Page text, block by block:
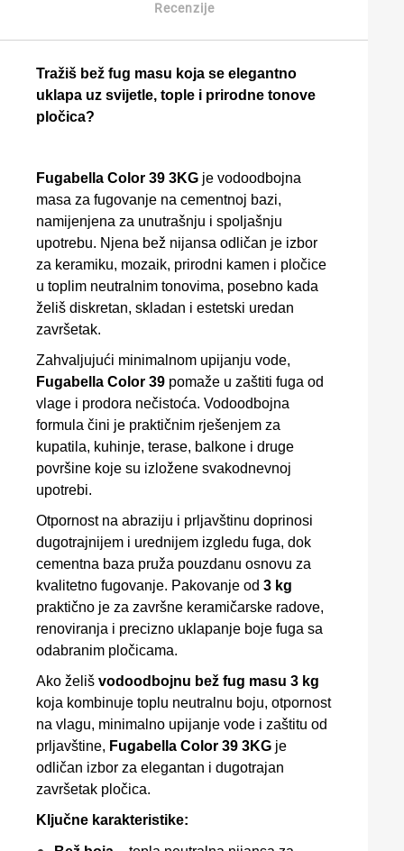
Recenzije
Tražiš bež fug masu koja se elegantno
uklapa uz svijetle, tople i prirodne tonove
pločica?
Fugabella Color 39 3KG je vodoodbojna
masa za fugovanje na cementnoj bazi,
namijenjena za unutrašnju i spoljašnju
upotrebu. Njena bež nijansa odličan je izbor
za keramiku, mozaik, prirodni kamen i pločice
u toplim neutralnim tonovima, posebno kada
želiš diskretan, skladan i estetski uredan
završetak.
Zahvaljujući minimalnom upijanju vode,
Fugabella Color 39 pomaže u zaštiti fuga od
vlage i prodora nečistoća. Vodoodbojna
formula čini je praktičnim rješenjem za
kupatila, kuhinje, terase, balkone i druge
površine koje su izložene svakodnevnoj
upotrebi.
Otpornost na abraziju i prljavštinu doprinosi
dugotrajnijem i urednijem izgledu fuga, dok
cementna baza pruža pouzdanu osnovu za
kvalitetno fugovanje. Pakovanje od 3 kg
praktično je za završne keramičarske radove,
renoviranja i precizno uklapanje boje fuga sa
odabranim pločicama.
Ako želiš vodoodbojnu bež fug masu 3 kg
koja kombinuje toplu neutralnu boju, otpornost
na vlagu, minimalno upijanje vode i zaštitu od
prljavštine, Fugabella Color 39 3KG je
odličan izbor za elegantan i dugotrajan
završetak pločica.
Ključne karakteristike: